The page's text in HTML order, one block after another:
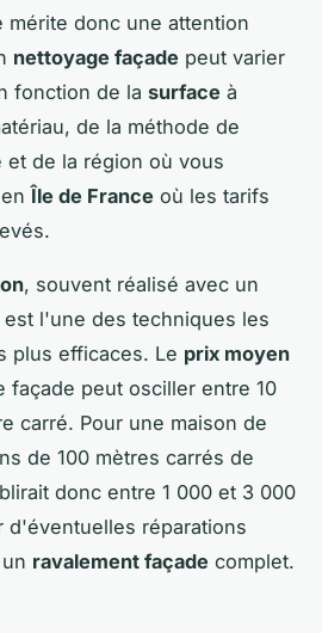
mérite donc une attention
nettoyage façade peut varier
fonction de la surface à
de la méthode de
et de la région où vous
Île de France où les tarifs
, souvent réalisé avec un
est l'une des techniques les
plus efficaces. Le prix moyen
façade peut osciller entre 10
carré. Pour une maison de
de 100 mètres carrés de
donc entre 1 000 et 3 000
d'éventuelles réparations
ravalement façade complet.